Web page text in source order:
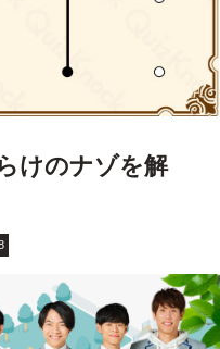
けのナゾを解